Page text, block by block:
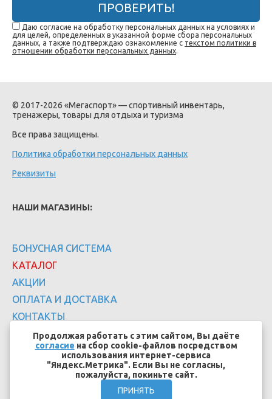
ПРОВЕРИТЬ!
Даю согласие на обработку персональных данных на условиях и
для целей, определенных в указанной форме сбора персональных
данных, а также подтверждаю ознакомление с текстом политики в
отношении обработки персональных данных.
© 2017-2026 «Мегаспорт» — спортивный инвентарь,
тренажеры, товары для отдыха и туризма
Все права защищены.
Политика обработки персональных данных
Реквизиты
НАШИ МАГАЗИНЫ:
БОНУСНАЯ СИСТЕМА
КАТАЛОГ
АКЦИИ
ОПЛАТА И ДОСТАВКА
КОНТАКТЫ
Создание сайтов - EFFECT.SU
Продолжая работать с этим сайтом, Вы даёте
согласие на сбор cookie-файлов посредством
использования интернет-сервиса
"Яндекс.Метрика". Если Вы не согласны,
пожалуйста, покиньте сайт.
ПРИНЯТЬ